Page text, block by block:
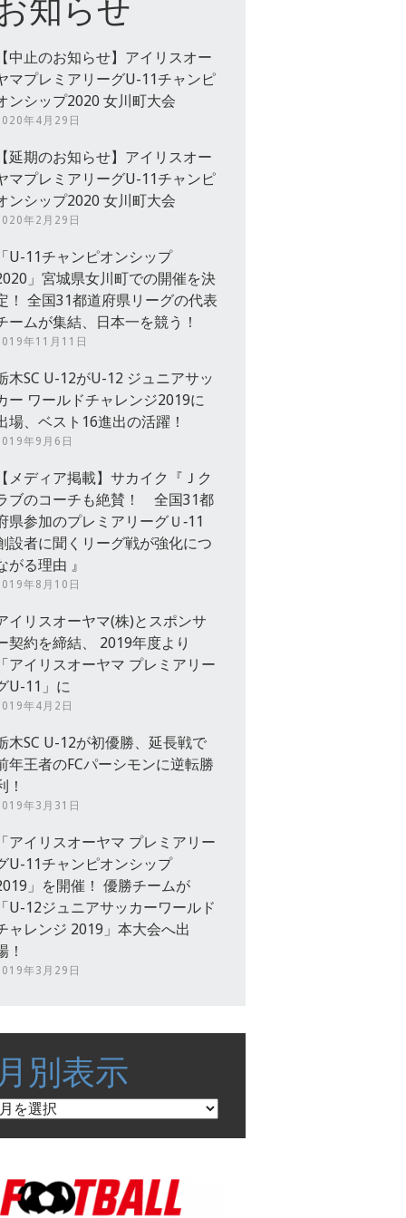
知らせ
中止のお知らせ】アイリスオー
マプレミアリーグU-11チャンピ
ンシップ2020 女川町大会
年4月29日
延期のお知らせ】アイリスオー
マプレミアリーグU-11チャンピ
ンシップ2020 女川町大会
年2月29日
U-11チャンピオンシップ
」宮城県女川町での開催を決
！ 全国31都道府県リーグの代表
ームが集結、日本一を競う！
年11月11日
木SC U-12がU-12 ジュニアサッ
ー ワールドチャレンジ2019に
場、ベスト16進出の活躍！
年9月6日
メディア掲載】サカイク『Ｊク
ブのコーチも絶賛！ 全国31都
県参加のプレミアリーグＵ‐11
設者に聞くリーグ戦が強化につ
がる理由 』
年8月10日
イリスオーヤマ(株)とスポンサ
契約を締結、 2019年度より
アイリスオーヤマ プレミアリー
U-11」に
年4月2日
木SC U-12が初優勝、延長戦で
年王者のFCパーシモンに逆転勝
！
年3月31日
アイリスオーヤマ プレミアリー
U-11チャンピオンシップ
」を開催！ 優勝チームが
U-12ジュニアサッカーワールド
ャレンジ 2019」本大会へ出
！
年3月29日
別表示